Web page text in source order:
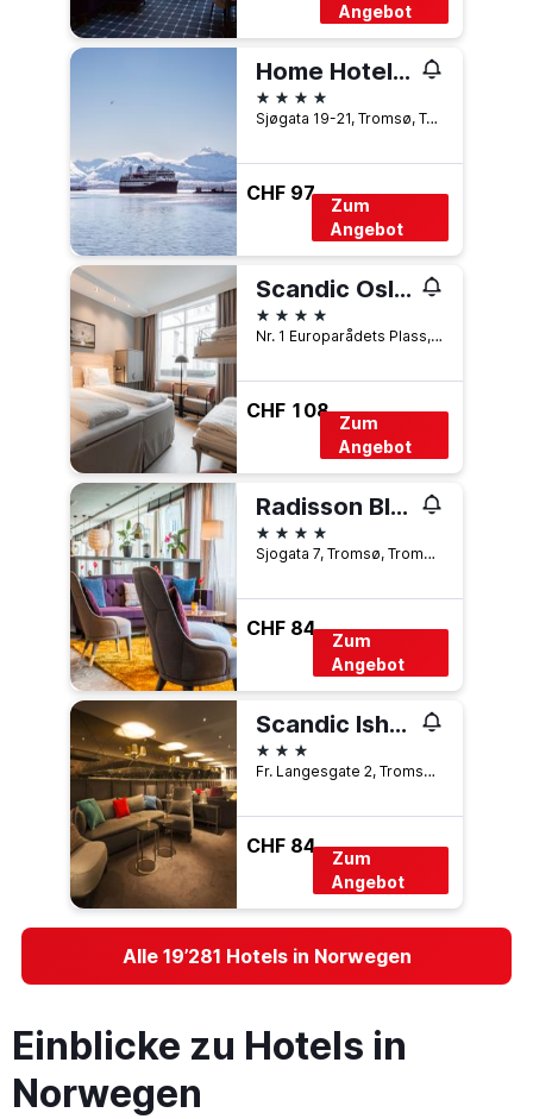
Angebot
Home Hotel Aurora
4 Sterne
Sjøgata 19-21, Tromsø, Troms, Norwegen
CHF 97
Zum
Angebot
Scandic Oslo City
4 Sterne
Nr. 1 Europarådets Plass, Oslo, Oslo, Norwegen
CHF 108
Zum
Angebot
Radisson Blu Hotel, Tromso
4 Sterne
Sjogata 7, Tromsø, Troms, Norwegen
CHF 84
Zum
Angebot
Scandic Ishavshotel
3 Sterne
Fr. Langesgate 2, Tromsø, Troms, Norwegen
CHF 84
Zum
Angebot
Alle 19’281 Hotels in Norwegen
Einblicke zu Hotels in
Norwegen